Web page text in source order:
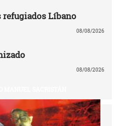
refugiados Líbano
08/08/2026
08/08/2026